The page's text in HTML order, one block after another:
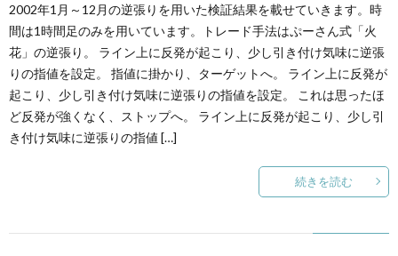
2002年1月～12月の逆張りを用いた検証結果を載せていきます。時
間は1時間足のみを用いています。トレード手法はぷーさん式「火
花」の逆張り。 ライン上に反発が起こり、少し引き付け気味に逆張
りの指値を設定。 指値に掛かり、ターゲットへ。 ライン上に反発が
起こり、少し引き付け気味に逆張りの指値を設定。 これは思ったほ
ど反発が強くなく、ストップへ。 ライン上に反発が起こり、少し引
き付け気味に逆張りの指値 […]
続きを読む